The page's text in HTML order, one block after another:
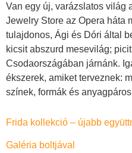
Van egy új, varázslatos világ
Jewelry Store az Opera háta
tulajdonos, Ági és Dóri által
kicsit abszurd mesevilág;
Csodaországában járnánk.
ékszerek, amiket terveznek:
színek, formák és
Frida kollekció – újabb
Galéria boltjával